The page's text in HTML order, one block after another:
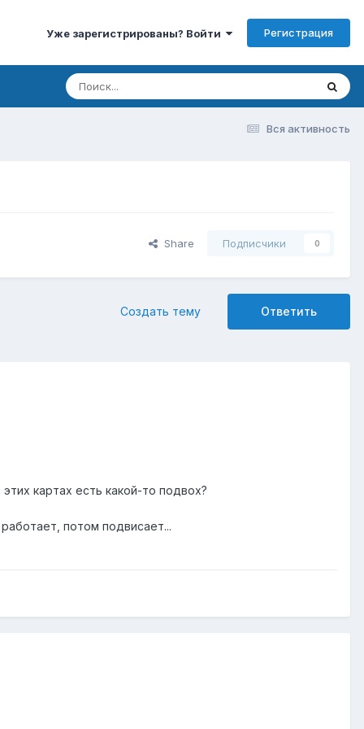
Уже зарегистрированы? Войти Регистрация
Вся активность
Share Подписчики 0
Ответить
Создать тему
картах есть какой-то подвох?
потом подвисает...